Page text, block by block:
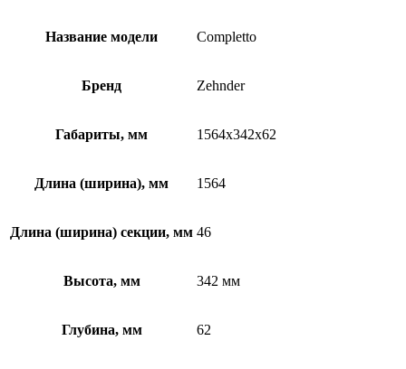
Название модели Completto
Бренд Zehnder
Габариты, мм 1564x342x62
Длина (ширина), мм 1564
Длина (ширина) секции, мм 46
Высота, мм 342 мм
Глубина, мм 62